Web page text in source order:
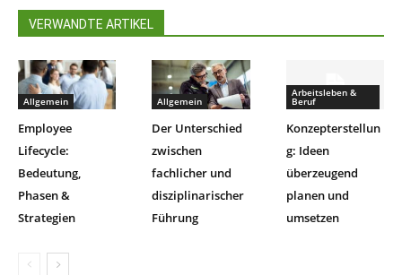
VERWANDTE ARTIKEL
Allgemein
Employee
Lifecycle:
Bedeutung,
Phasen &
Strategien
Allgemein
Der Unterschied
zwischen
fachlicher und
disziplinarischer
Führung
Arbeitsleben &
Beruf
Konzepterstellun
g: Ideen
überzeugend
planen und
umsetzen